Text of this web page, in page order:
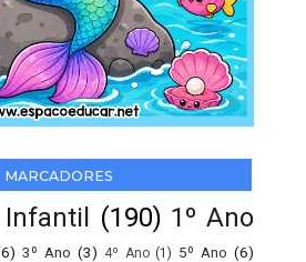
MARCADORES
Infantil (190) 1º Ano
3º Ano (3) 4º Ano (1) 5º Ano (6)